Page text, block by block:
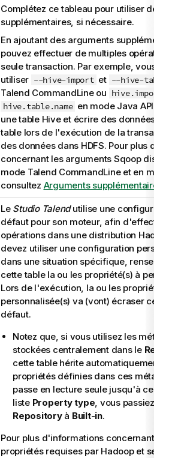
Complétez ce tableau pour utiliser des
supplémentaires, si nécessaire.
En ajoutant des arguments
pouvez effectuer de multiples opérations
seule transaction. Par exemple, vous
utiliser --hive-import et --hive-table
Talend CommandLineou hive.import
hive.table.name en mode Java API
une table Hive et écrire des données
table lors de l'exécution de la
des données dans HDFS. Pour plus
concernant les arguments Sqoop
mode Talend CommandLineet en mode
consultez Arguments supplémentaires
Le Studio Talend utilise une
défaut pour son moteur, afin d'effectuer
opérations dans une distribution
devez utiliser une configuration
dans une situation spécifique,
cette table la ou les propriété(s) à
Lors de l'exécution, la ou les propriété(s)
personnalisée(s) va (vont) écraser
défaut.
Notez que, si vous utilisez les
stockées centralement dans le
cette table hérite automatiquement
propriétés définies dans ces
passe en lecture seule jusqu'à ce
liste Property type, vous passiez de
Repositoryà Built-in.
Pour plus d'informations concernant les
propriétés requises par Hadoop et ses